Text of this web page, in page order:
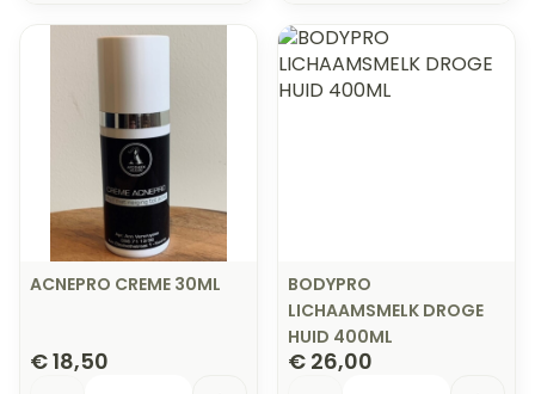
ACNEPRO CREME 30ML
€ 18,50
BODYPRO
LICHAAMSMELK DROGE
HUID 400ML
€ 26,00